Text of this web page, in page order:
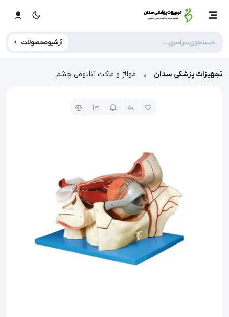
آرشیو محصولات
تجهیزات پزشکی سدان مولاژ و ماکت آناتومی چشم